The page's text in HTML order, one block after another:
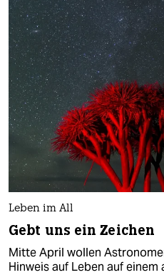
Leben im All
Gebt uns ein Zeichen
Mitte April wollen
Hinweis auf Leben auf